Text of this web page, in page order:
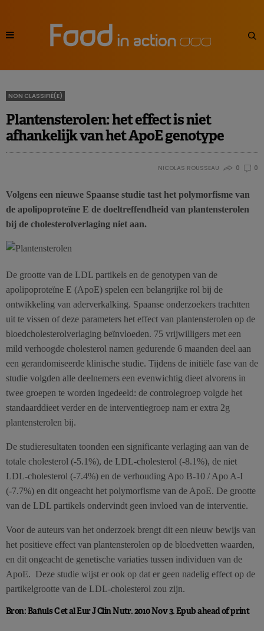
NON CLASSIFIÉ(E)
Plantensterolen: het effect is niet
afhankelijk van het ApoE genotype
NICOLAS ROUSSEAU 0 0
Volgens een nieuwe Spaanse studie tast het polymorfisme van
de apolipoproteïne E de doeltreffendheid van plantensterolen
bij de cholesterolverlaging niet aan.
De grootte van de LDL partikels en de genotypen van de
apolipoproteïne E (ApoE) spelen een belangrijke rol bij de
ontwikkeling van aderverkalking. Spaanse onderzoekers trachtten
uit te vissen of deze parameters het effect van plantensterolen op de
bloedcholesterolverlaging beïnvloeden. 75 vrijwilligers met een
mild verhoogde cholesterol namen gedurende 6 maanden deel aan
een gerandomiseerde klinische studie. Tijdens de initiële fase van de
studie volgden alle deelnemers een evenwichtig dieet alvorens in
twee groepen te worden ingedeeld: de controlegroep volgde het
standaarddieet verder en de interventiegroep nam er extra 2g
plantensterolen bij.
De studieresultaten toonden een significante verlaging aan van de
totale cholesterol (-5.1%), de LDL-cholesterol (-8.1%), de niet
LDL-cholesterol (-7.4%) en de verhouding Apo B-10 / Apo A-I
(-7.7%) en dit ongeacht het polymorfisme van de ApoE. De grootte
van de LDL partikels ondervindt geen invloed van de interventie.
Voor de auteurs van het onderzoek brengt dit een nieuw bewijs van
het positieve effect van plantensterolen op de bloedvetten waarden,
en dit ongeacht de genetische variaties tussen individuen van de
ApoE. Deze studie wijst er ook op dat er geen nadelig effect op de
partikelgrootte van de LDL-cholesterol zou zijn.
Bron: Bañuls C et al Eur J Clin Nutr. 2010 Nov 3. Epub ahead of print